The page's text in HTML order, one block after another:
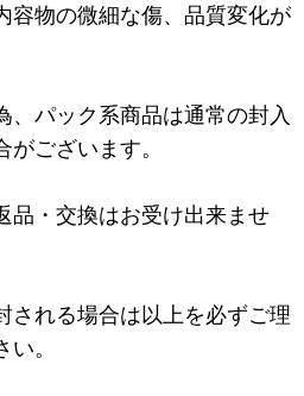
容物の微細な傷、品質変化が
、パック系商品は通常の封入
ございます。
品・交換はお受け出来ませ
される場合は以上を必ずご理
。